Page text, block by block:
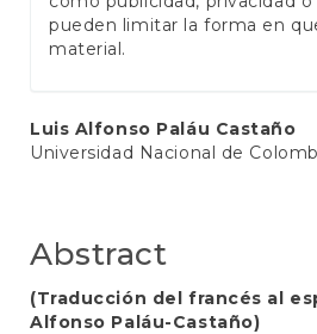
pueden limitar la forma en
material.
Main
Article
Luis Alfonso Paláu Castaño
Universidad Nacional de
Abstract
(Traducción del francés al
Alfonso Paláu-Castaño)